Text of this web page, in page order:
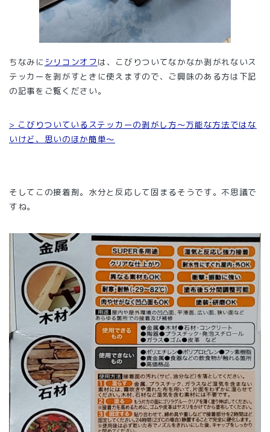
ちなみに シリコンオフ は、こびりついてなかなか剥がれないス
テッカーを剥がすときに使えますので、ご興味のある方は下記
の記事をご覧ください。
> こびりついているステッカーの剥がし方～万能な方法ではな
いけど、思いのほか簡単～
そしてこの接着剤。水分と反応して固まるそうです。不思議で
すね。